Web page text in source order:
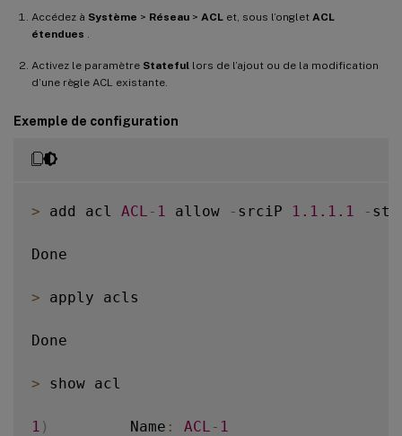
Accédez à Système > Réseau > ACL et, sous l’onglet ACL
étendues
Activez le paramètre Stateful lors de l’ajout ou de la modification
d’une règle ACL existante.
Exemple de configuration
> add acl ACL - 1 allow - srciP 1.1 .1 .1 -
Done
> apply acls
Done
> show acl
1 )
         Name
: ACL - 1